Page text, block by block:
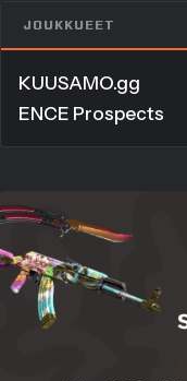
JOUKKUEET
KUUSAMO.gg
ENCE Prospects